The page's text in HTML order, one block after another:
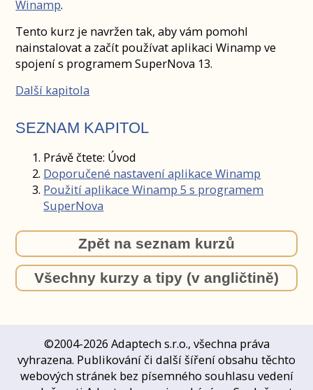
Winamp.
Tento kurz je navržen tak, aby vám pomohl
nainstalovat a začít používat aplikaci Winamp ve
spojení s programem SuperNova 13.
Další kapitola
SEZNAM KAPITOL
Právě čtete: Úvod
Doporučené nastavení aplikace Winamp
Použití aplikace Winamp 5 s programem
SuperNova
Zpět na seznam kurzů
Všechny kurzy a tipy (v angličtině)
©2004-2026 Adaptech s.r.o., všechna práva
vyhrazena. Publikování či další šíření obsahu těchto
webových stránek bez písemného souhlasu vedení